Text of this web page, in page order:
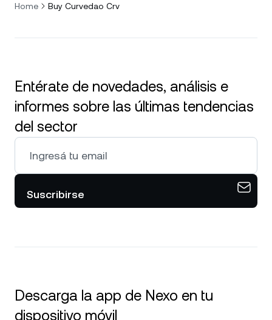
Home Buy Curvedao Crv
Entérate de novedades, análisis e
informes sobre las últimas tendencias
del sector
Suscribirse
Descarga la app de Nexo en tu
dispositivo móvil